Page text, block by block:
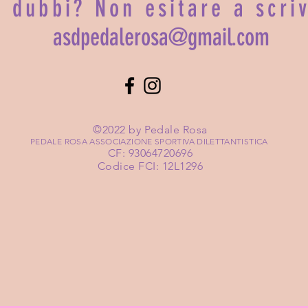
dubbi? Non esitare a
asdpedalerosa@gmail.com
©2022 by Pedale Rosa
PEDALE ROSA ASSOCIAZIONE SPORTIVA DILETTANTISTICA
CF: 93064720696
Codice FCI: 12L1296